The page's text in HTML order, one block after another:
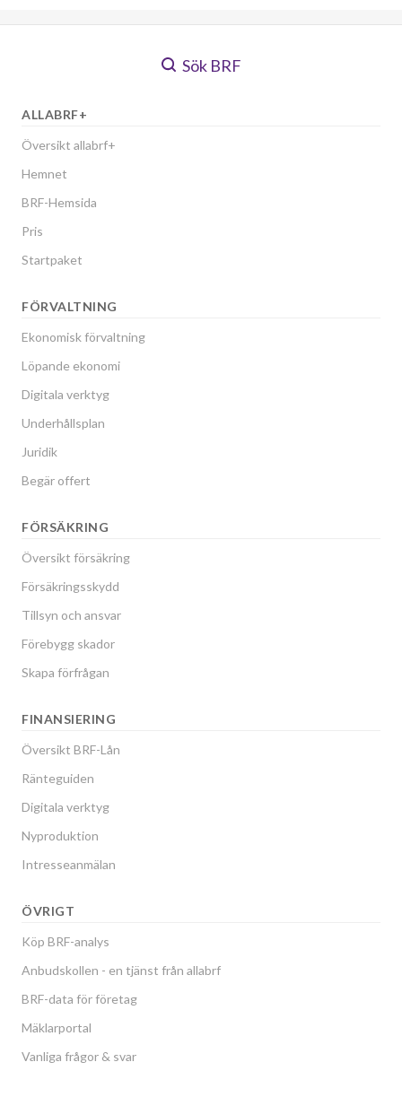
Sök BRF
ALLABRF+
Översikt allabrf+
Hemnet
BRF-Hemsida
Pris
Startpaket
FÖRVALTNING
Ekonomisk förvaltning
Löpande ekonomi
Digitala verktyg
Underhållsplan
Juridik
Begär offert
FÖRSÄKRING
Översikt försäkring
Försäkringsskydd
Tillsyn och ansvar
Förebygg skador
Skapa förfrågan
FINANSIERING
Översikt BRF-Lån
Ränteguiden
Digitala verktyg
Nyproduktion
Intresseanmälan
ÖVRIGT
Köp BRF-analys
Anbudskollen - en tjänst från allabrf
BRF-data för företag
Mäklarportal
Vanliga frågor & svar